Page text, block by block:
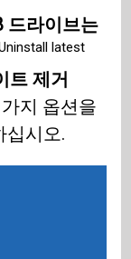
드라이브는
latest
트 제거
지 옵션을
십시오.